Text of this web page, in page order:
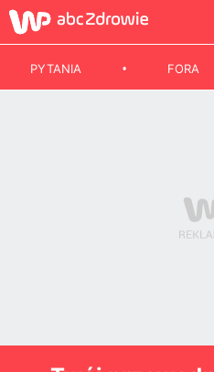
PYTANIA FORA